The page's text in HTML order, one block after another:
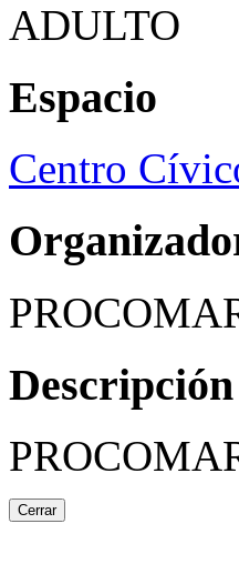
ADULTO
Espacio
Centro
Descripción
Cerrar